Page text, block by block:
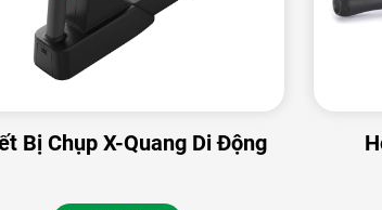
Bị Chụp X-Quang Di Động